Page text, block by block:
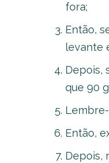
fora;
Então,
levante
Depois,
que 90
Então,
Depois,